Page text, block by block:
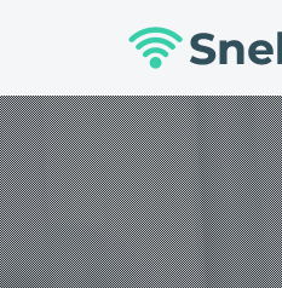
Skip
to
content